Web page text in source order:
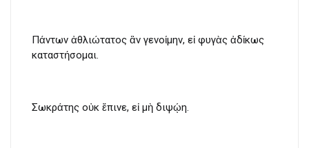
Πάντων ἀθλιώτατος ἂν γενοίμην, εἰ φυγὰς ἀδίκως
καταστήσομαι.
Σωκράτης οὐκ ἔπινε, εἰ μὴ διψῴη.